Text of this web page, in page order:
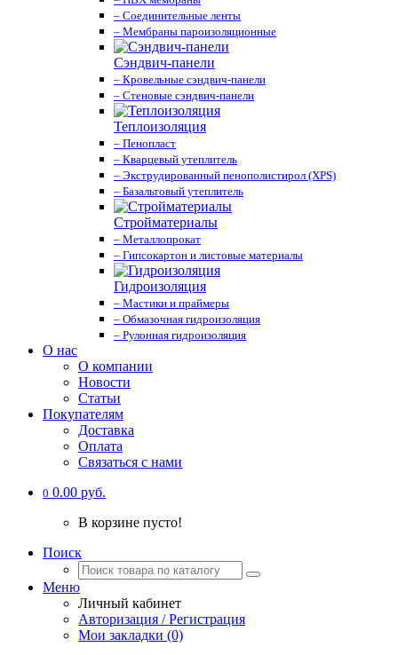
– Соединительные ленты
– Мембраны пароизоляционные
Сэндвич-панели
– Кровельные сэндвич-панели
– Стеновые сэндвич-панели
Теплоизоляция
– Пенопласт
– Кварцевый утеплитель
– Экструдированный пенополистирол (XPS)
– Базальтовый утеплитель
Стройматериалы
– Металлопрокат
– Гипсокартон и листовые материалы
Гидроизоляция
– Мастики и праймеры
– Обмазочная гидроизоляция
– Рулонная гидроизоляция
О нас
О компании
Новости
Статьи
Покупателям
Доставка
Оплата
Связаться с нами
0 0.00 руб.
В корзине пусто!
Поиск
Меню
Личный кабинет
Авторизация / Регистрация
Мои закладки (0)